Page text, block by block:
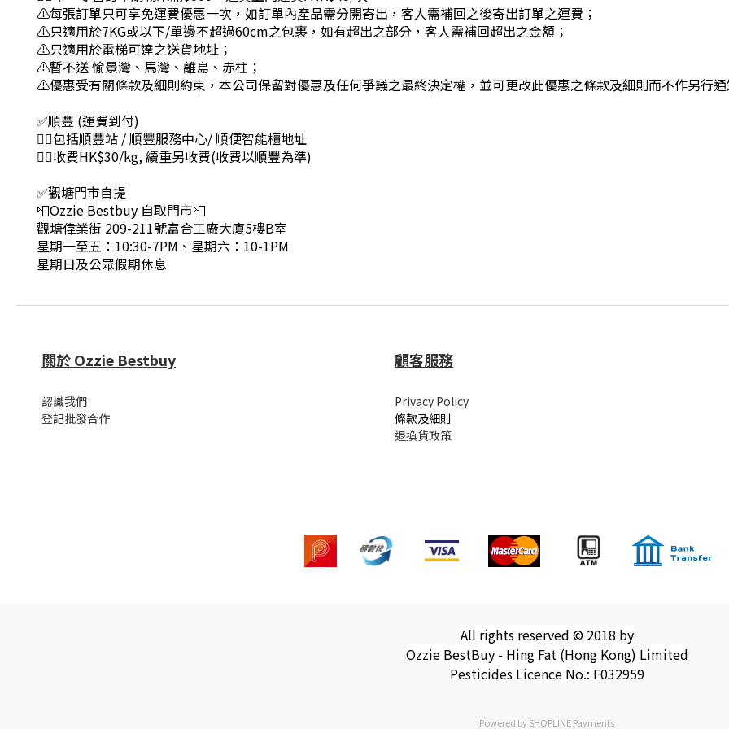
⚠每張訂單只可享免運費優惠一次，如訂單內產品需分開寄出，客人需補回之後寄出訂單之運費；
⚠只適用於7KG或以下/單邊不超過60cm之包裹，如有超出之部分，客人需補回超出之金額；
⚠只適用於電梯可達之送貨地址；
⚠暫不送 愉景灣、馬灣、離島、赤柱；
⚠優惠受有關條款及細則約束，本公司保留對優惠及任何爭議之最終決定權，並可更改此優惠之條款及細則而不作另行通
✅順豐 (運費到付)
👉🏻包括順豐站 / 順豐服務中心/ 順便智能櫃地址
👉🏻收費HK$30/kg, 續重另收費(收費以順豐為準)
✅觀塘門市自提
📮Ozzie Bestbuy 自取門市📮
觀塘偉業街 209-211號富合工廠大廈5樓B室
星期一至五：10:30-7PM、星期六：10-1PM
星期日及公眾假期休息
關於 Ozzie Bestbuy
認識我們
登記批發合作
顧客服務
Privacy Policy
條款及細則
退換貨政策
All rights reserved © 2018 by
Ozzie BestBuy - Hing Fat (Hong Kong) Limited
Pesticides Licence No.: F032959
Powered bySHOPLINE Payments